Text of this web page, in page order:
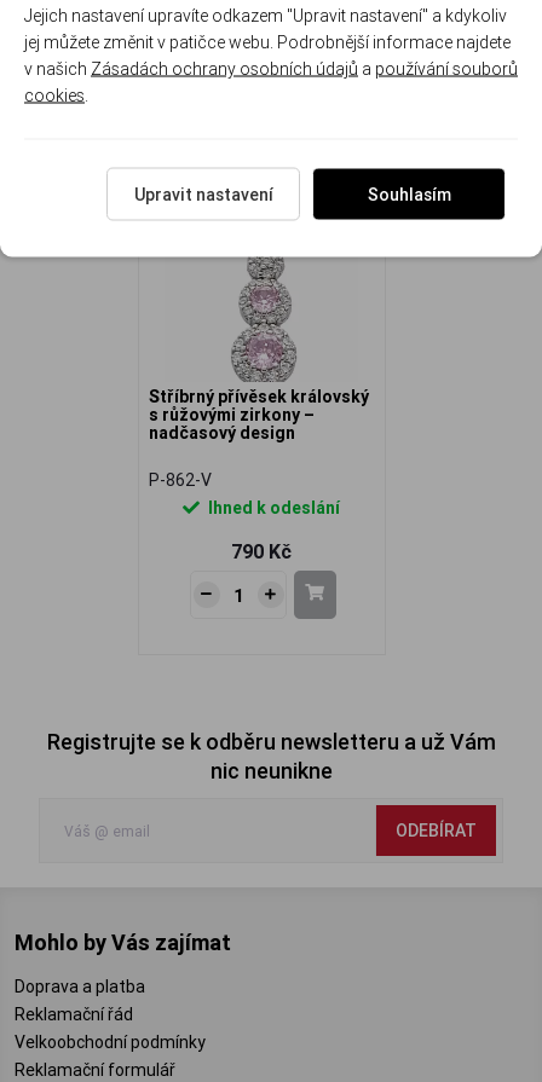
Stříbrný přívěsek královský
s růžovými zirkony –
nadčasový design
P-862-V
Ihned k odeslání
790 Kč
Registrujte se k odběru newsletteru a už Vám
nic neunikne
ODEBÍRAT
Mohlo by Vás zajímat
Doprava a platba
Reklamační řád
Velkoobchodní podmínky
Reklamační formulář
Jejich nastavení upravíte odkazem "Upravit nastavení" a kdykoliv
jej můžete změnit v patičce webu. Podrobnější informace najdete
v našich Zásadách ochrany osobních údajů a používání souborů
cookies
Upravit nastavení Souhlasím